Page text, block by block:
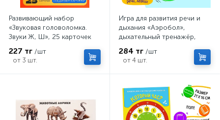
Развивающий набор
«Звуковая головоломка.
Звуки Ж, Ш», 25 карточек
227 тг /шт
от 3 шт.
Игра для развития речи и
дыхания «Аэробол»,
дыхательный тренажёр,
284 тг /шт
от 4 шт.